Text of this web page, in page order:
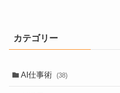
カテゴリー
AI仕事術 (38)